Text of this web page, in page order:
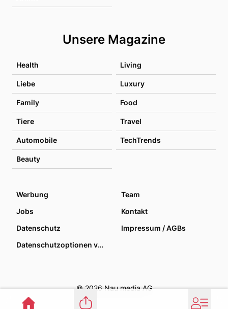
Unsere Magazine
Health Living
Liebe Luxury
Family Food
Tiere Travel
Automobile TechTrends
Beauty
Werbung
Team
Jobs
Kontakt
Datenschutz
Impressum / AGBs
Datenschutzoptionen verwalten
© 2026 Nau media AG